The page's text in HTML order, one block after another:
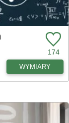
174
WYMIARY